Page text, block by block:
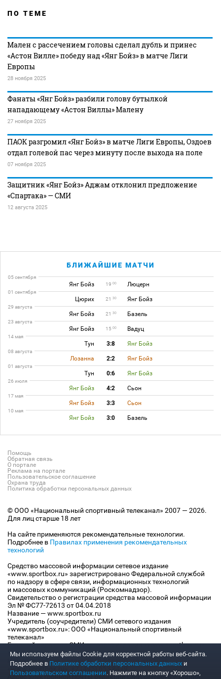
ПО ТЕМЕ
Мален с рассечением головы сделал дубль и принес
«Астон Вилле» победу над «Янг Бойз» в матче Лиги
Европы
28 ноября 2025
Фанаты «Янг Бойз» разбили голову бутылкой
нападающему «Астон Виллы» Малену
27 ноября 2025
ПАОК разгромил «Янг Бойз» в матче Лиги Европы, Оздоев
отдал голевой пас через минуту после выхода на поле
07 ноября 2025
Защитник «Янг Бойз» Аджам отклонил предложение
«Спартака» — СМИ
12 августа 2025
БЛИЖАЙШИЕ МАТЧИ
05 сентября
Янг Бойз 19 00 Люцерн
01 сентября
Цюрих 21 30 Янг Бойз
29 августа
Янг Бойз 21 30 Базель
23 августа
Янг Бойз 15 00 Вадуц
14 мая
Тун 3:8 Янг Бойз
08 августа
Лозанна 2:2 Янг Бойз
01 августа
Тун 0:6 Янг Бойз
26 июля
Янг Бойз 4:2 Сьон
17 мая
Янг Бойз 3:3 Сьон
10 мая
Янг Бойз 3:0 Базель
Помощь
Обратная связь
О портале
Реклама на портале
Пользовательское соглашение
Охрана труда
Политика обработки персональных данных
© ООО «Национальный спортивный телеканал» 2007 — 2026.
Для лиц старше 18 лет
На сайте применяются рекомендательные технологии.
Подробнее в Правилах применения рекомендательных
технологий
Средство массовой информации сетевое издание
«www.sportbox.ru» зарегистрировано Федеральной службой
по надзору в сфере связи, информационных технологий
и массовых коммуникаций (Роскомнадзор).
Свидетельство о регистрации средства массовой информации
Эл № ФС77-72613 от 04.04.2018
Название — www.sportbox.ru
Учредитель (соучредители) СМИ сетевого издания
«www.sportbox.ru»: ООО «Национальный спортивный
телеканал»
Главный редактор СМИ сетевого издания «www.sportbox.ru»:
Конов В.А.
Номер телефона редакции СМИ сетевого издания
«www.sportbox.ru»: +7 (495) 653 8419
Адрес электронной почты редакции СМИ сетевого издания
Мы используем файлы Сookie для корректной работы веб-сайта.
Подробнее в Политике обработки персональных данных и
Пользовательском соглашении. Нажмите на кнопку «Хорошо»,